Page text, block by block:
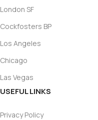
London SF
Cockfosters BP
Los Angeles
Chicago
Las Vegas
USEFUL LINKS
Privacy Policy